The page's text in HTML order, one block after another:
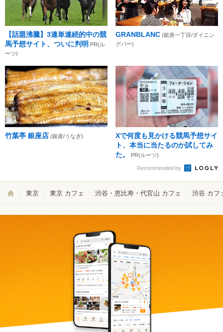
【話題沸騰】3連単連続的中の競
馬予想サイト、ついに判明 PR(ル
ーツ)
GRANBLANC (銀座一丁目/ダイニン
グバー)
竹葉亭 銀座店 (銀座/うなぎ)
Xで何度も見かける競馬予想サイ
ト、本当に当たるのか試してみ
た。
PR(ルーツ)
Recommended by
東京 東京 カフェ 渋谷・恵比寿・代官山 カフェ 渋谷 カフ